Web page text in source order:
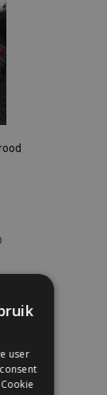
user